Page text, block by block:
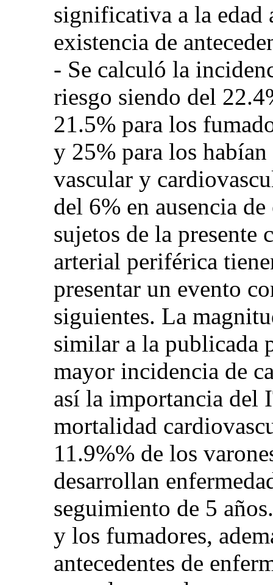
significativa a la edad
existencia de
- Se calculó la
riesgo siendo del
21.5% para los
y 25% para los
vascular y
del 6% en ausencia
sujetos de la presente
arterial periférica
presentar un evento
siguientes. La
similar a la publicada
mayor incidencia de
así la importancia del
mortalidad
11.9%% de los
desarrollan
seguimiento de 5
y los fumadores,
antecedentes de